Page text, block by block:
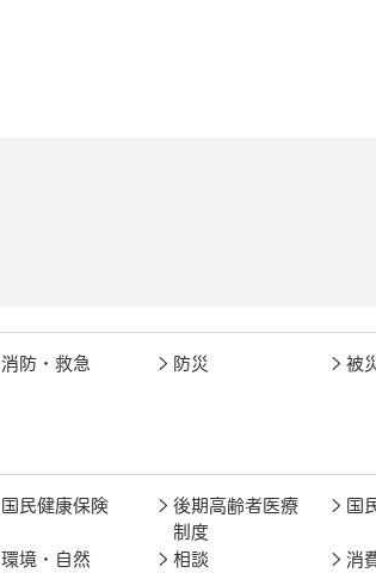
消防・救急 防災 被
国民健康保険
後期高齢者医療
制度
国
環境・自然 相談 消